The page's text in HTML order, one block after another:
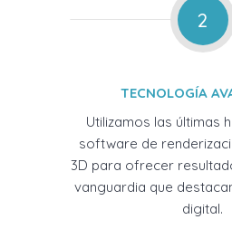
2
TECNOLOGÍA
Utilizamos las últimas
software de
3D para ofrecer
vanguardia que
digital.